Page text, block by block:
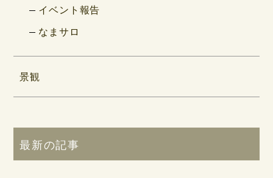
イベント報告
なまサロ
景観
最新の記事